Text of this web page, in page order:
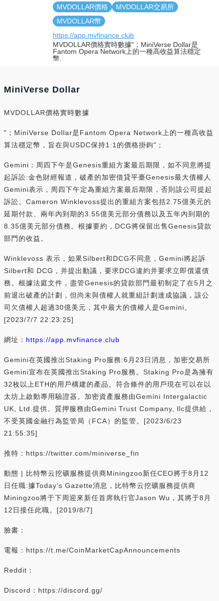
MVDOLLAR價格
MVDOLLAR交易所
MVDOLLAR幣
https://app.mvfinance.club
MVDOLLAR價格實時數據"；MiniVerse Dollar是
Fantom Opera Network上的一種高收益算法穩定
幣.
MiniVerse Dollar
MVDOLLAR價格實時數據
"；MiniVerse Dollar是Fantom Opera Network上的一種高收益
算法穩定幣，旨在與USDC保持1:1的價格掛鉤"；
Gemini：周四下午是Genesis重組方案最后期限，如不同意將提
起訴訟:金色財經報道，破產的加密借貸平臺Genesis最大債權人
Gemini表示，周四下午定為重組方案最后期限，否則該公司提起
訴訟。Cameron Winklevoss提出的重組方案包括2.75億美元的
延期付款、兩年內到期的3.55億美元部分債務以及五年內到期的
8.35億美元部分債務。根據要約，DCG將保留出售Genesis貸款
部門的收益。
Winklevoss 表示，如果Silbert和DCG不同意，Gemini將起訴
Silbert和 DCG，并提出動議，要求DCG違約并要求立即償還債
務。根據法庭文件，盡管Genesis的貸款部門最初制定了在5月之
前退出破產的計劃，但尚未與債權人就重組計劃達成協議，該公
司欠債權人超過30億美元，其中最大的債權人是Gemini。
[2023/7/7 22:23:25]
網址： https://app.mvfinance.club
Gemini在英國推出Staking Pro服務:6月23日消息，加密交易所
Gemini宣布在英國推出Staking Pro服務。Staking Pro是為擁有
32枚以上ETH的用戶構建的產品。符合條件的用戶現在可以在以
太坊上啟動專用驗證器。加密資產服務由Gemini Intergalactic
UK, Ltd.提供。質押服務由Gemini Trust Company, llc提供給，
不受英國金融行為監管局（FCA）的監管。[2023/6/23
21:55:35]
推特：https://twitter.com/miniverse_fin
動態 | 比特幣云挖礦服務提供商Miningzoo新任CEO將于8月12
日任職:據Today’s Gazette消息，比特幣云挖礦服務提供商
Miningzoo將于下周迎來新任首席執行官Jason Wu，其將于8月
12日接任此職。[2019/8/7]
臉書：
電報：https://t.me/CoinMarketCapAnnouncements
Reddit：
Discord：https://discord.gg/